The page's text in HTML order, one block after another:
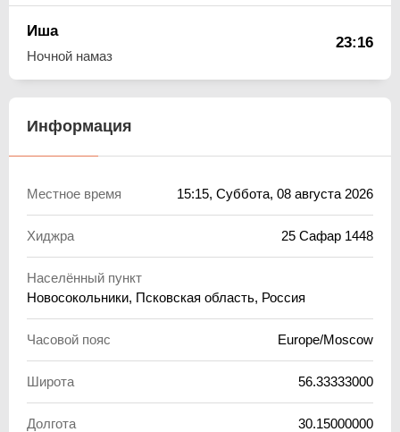
Иша
Ночной намаз
23:16
Информация
Местное время 15:15, Суббота, 08 августа 2026
Хиджра 25 Сафар 1448
Населённый пункт
Новосокольники, Псковская область, Россия
Часовой пояс Europe/Moscow
Широта 56.33333000
Долгота 30.15000000